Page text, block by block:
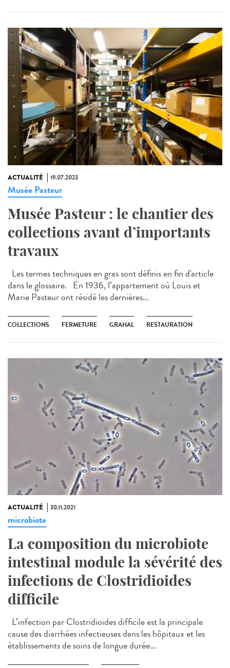
ACTUALITÉ 19.07.2023
Musée Pasteur
Musée Pasteur : le chantier des
collections avant d’importants
travaux
Les termes techniques en gras sont définis en fin d'article
dans le glossaire. En 1936, l’appartement où Louis et
Marie Pasteur ont résidé les dernières...
COLLECTIONS FERMETURE GRAHAL RESTAURATION
ACTUALITÉ 30.11.2021
microbiote
La composition du microbiote
intestinal module la sévérité des
infections de Clostridioides
difficile
L’infection par Clostridioides difficile est la principale
cause des diarrhées infectieuses dans les hôpitaux et les
établissements de soins de longue durée...